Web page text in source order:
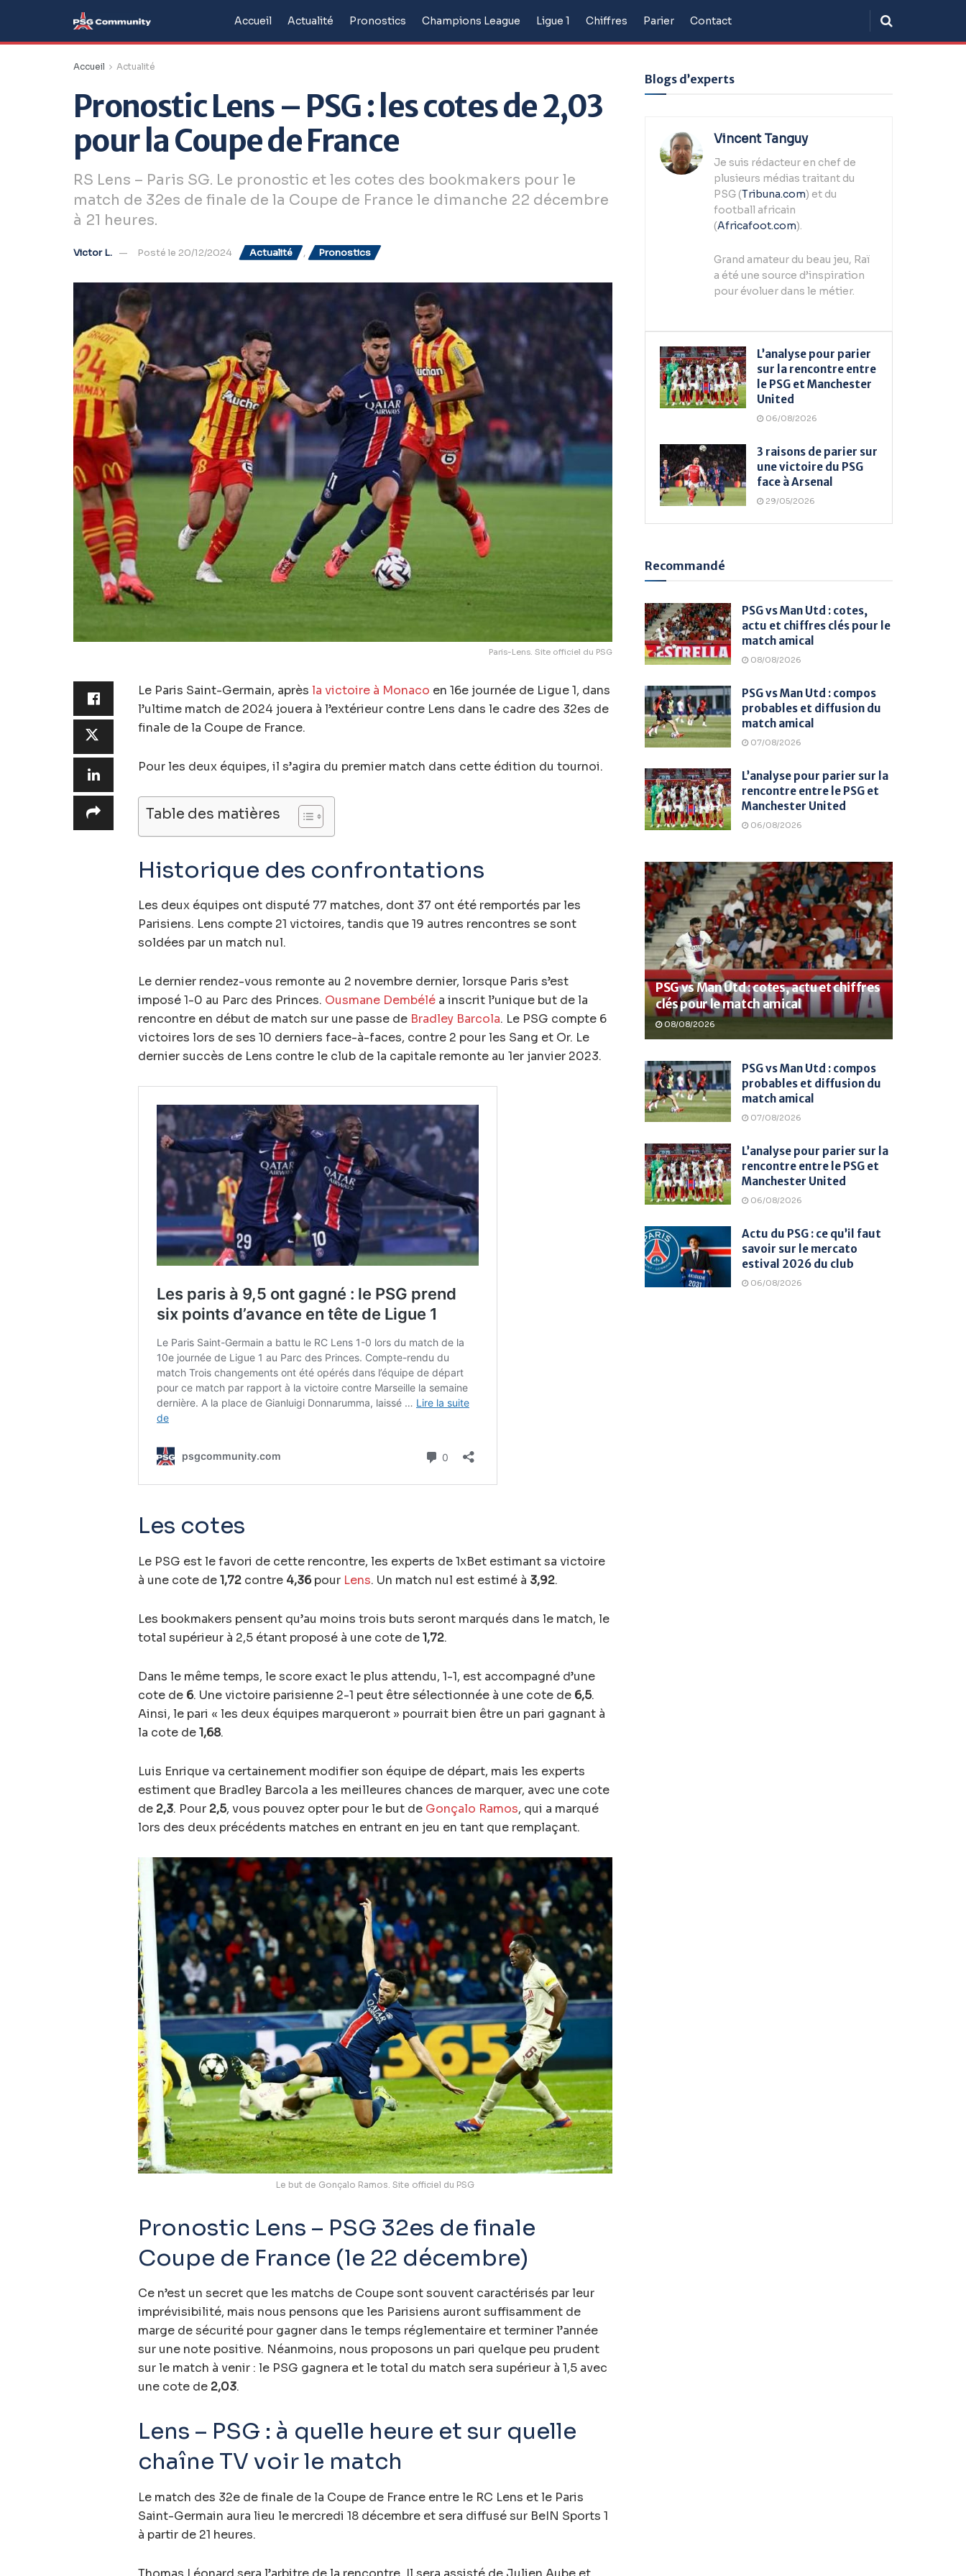
Accueil Actualité Pronostics Champions League Ligue 1 Chiffres Parier Contact
Accueil Actualité
Pronostic Lens – PSG : les cotes de 2,03
pour la Coupe de France
RS Lens – Paris SG. Le pronostic et les cotes des bookmakers pour le
match de 32es de finale de la Coupe de France le dimanche 22 décembre
à 21 heures.
Victor L. Posté le 20/12/2024 Actualité , Pronostics
Paris-Lens. Site officiel du PSG
Le Paris Saint-Germain, après la victoire à Monaco en 16e journée de Ligue 1, dans
l’ultime match de 2024 jouera à l’extérieur contre Lens dans le cadre des 32es de
finale de la Coupe de France.
Pour les deux équipes, il s’agira du premier match dans cette édition du tournoi.
Table des matières
Historique des confrontations
Les deux équipes ont disputé 77 matches, dont 37 ont été remportés par les
Parisiens. Lens compte 21 victoires, tandis que 19 autres rencontres se sont
soldées par un match nul.
Le dernier rendez-vous remonte au 2 novembre dernier, lorsque Paris s’est
imposé 1-0 au Parc des Princes. Ousmane Dembélé a inscrit l’unique but de la
rencontre en début de match sur une passe de Bradley Barcola. Le PSG compte 6
victoires lors de ses 10 derniers face-à-faces, contre 2 pour les Sang et Or. Le
dernier succès de Lens contre le club de la capitale remonte au 1er janvier 2023.
Les cotes
Le PSG est le favori de cette rencontre, les experts de 1xBet estimant sa victoire
à une cote de1,72 contre 4,36pour Lens. Un match nul est estimé à 3,92.
Les bookmakers pensent qu’au moins trois buts seront marqués dans le match, le
total supérieur à 2,5 étant proposé à une cote de1,72.
Dans le même temps, le score exact le plus attendu, 1-1, est accompagné d’une
cote de 6. Une victoire parisienne 2-1 peut être sélectionnée à une cote de 6,5.
Ainsi, le pari « les deux équipes marqueront » pourrait bien être un pari gagnant à
la cote de1,68.
Luis Enrique va certainement modifier son équipe de départ, mais les experts
estiment que Bradley Barcola a les meilleures chances de marquer, avec une cote
de 2,3. Pour 2,5, vous pouvez opter pour le but de Gonçalo Ramos, qui a marqué
lors des deux précédents matches en entrant en jeu en tant que remplaçant.
Le but de Gonçalo Ramos. Site officiel du PSG
Pronostic Lens – PSG 32es de finale
Coupe de France (le 22 décembre)
Ce n’est un secret que les matchs de Coupe sont souvent caractérisés par leur
imprévisibilité, mais nous pensons que les Parisiens auront suffisamment de
marge de sécurité pour gagner dans le temps réglementaire et terminer l’année
sur une note positive. Néanmoins, nous proposons un pari quelque peu prudent
sur le match à venir : le PSG gagnera et le total du match sera supérieur à 1,5 avec
une cote de 2,03.
Lens – PSG : à quelle heure et sur quelle
chaîne TV voir le match
Le match des 32e de finale de la Coupe de France entre le RC Lens et le Paris
Saint-Germain aura lieu le mercredi 18 décembre et sera diffusé sur BeIN Sports 1
à partir de 21 heures.
Blogs d’experts
Vincent Tanguy
Je suis rédacteur en chef de
plusieurs médias traitant du
PSG (Tribuna.com) et du
football africain
(Africafoot.com).
Grand amateur du beau jeu, Raï
a été une source d’inspiration
pour évoluer dans le métier.
L’analyse pour parier
sur la rencontre entre
le PSG et Manchester
United
06/08/2026
3 raisons de parier sur
une victoire du PSG
face à Arsenal
29/05/2026
Recommandé
PSG vs Man Utd : cotes,
actu et chiffres clés pour le
match amical
08/08/2026
PSG vs Man Utd : compos
probables et diffusion du
match amical
07/08/2026
L’analyse pour parier sur la
rencontre entre le PSG et
Manchester United
06/08/2026
PSG vs Man Utd : cotes, actu et chiffres
clés pour le match amical
08/08/2026
PSG vs Man Utd : compos
probables et diffusion du
match amical
07/08/2026
L’analyse pour parier sur la
rencontre entre le PSG et
Manchester United
06/08/2026
Actu du PSG : ce qu’il faut
savoir sur le mercato
estival 2026 du club
06/08/2026